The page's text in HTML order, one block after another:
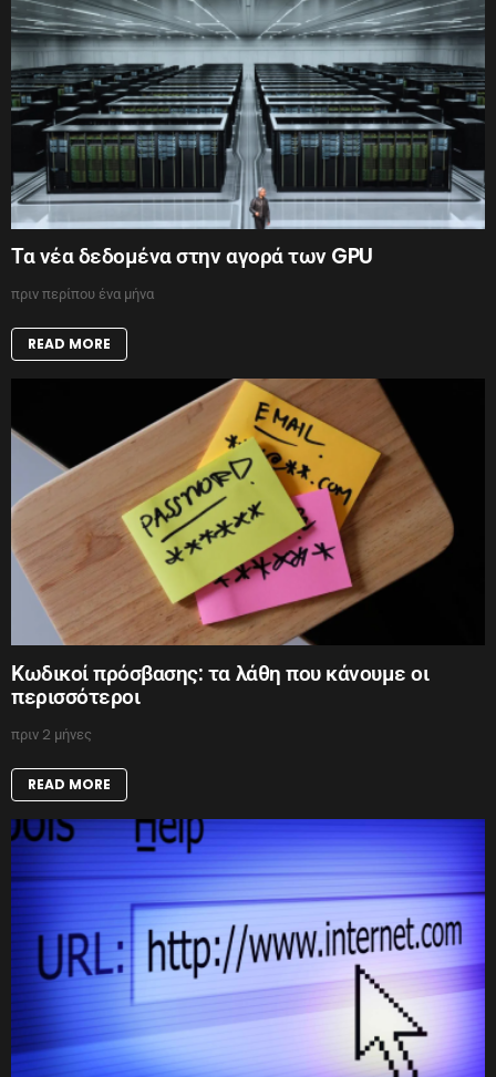
Τα νέα δεδομένα στην αγορά των GPU
πριν περίπου ένα μήνα
READ MORE
Κωδικοί πρόσβασης: τα λάθη που κάνουμε οι
περισσότεροι
πριν 2 μήνες
READ MORE